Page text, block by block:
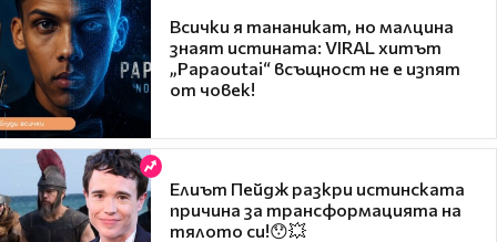
Всички я тананикат, но малцина
знаят истината: VIRAL хитът
„Papaoutai“ всъщност не е изпят
от човек!
Елиът Пейдж разкри истинската
причина за трансформацията на
тялото си!😯💥